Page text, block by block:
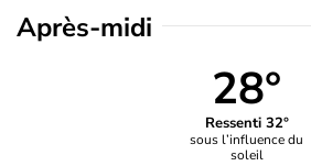
Après-midi
28°
Ressenti 32°
sous l’influence du
soleil